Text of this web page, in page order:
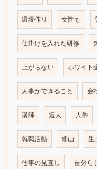
環境作り 女性も
仕掛けを入れた研修
上がらない ホワイト
人事ができること 会
講師 短大 大学
就職活動 郡山 生
仕事の見直し 自分ら